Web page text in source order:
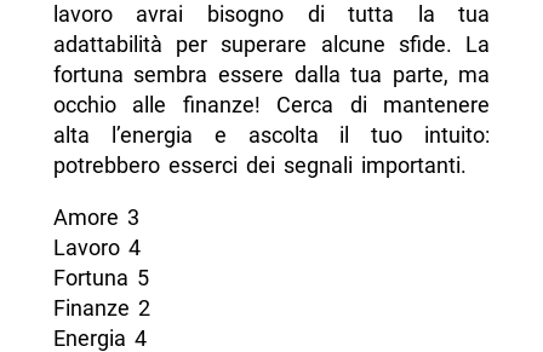
lavoro avrai bisogno di tutta la tua
adattabilità per superare alcune sfide. La
fortuna sembra essere dalla tua parte, ma
occhio alle finanze! Cerca di mantenere
alta l’energia e ascolta il tuo intuito:
potrebbero esserci dei segnali importanti.
Amore 3
Lavoro 4
Fortuna 5
Finanze 2
Energia 4